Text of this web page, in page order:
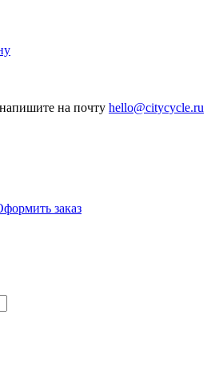
на почту hello@citycycle.ru
заказ